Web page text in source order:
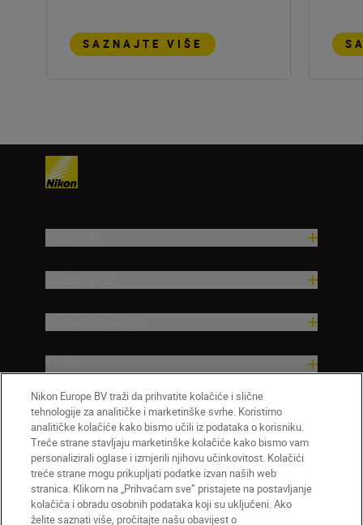
SAZNAJTE VIŠE
Nikon Europe BV traži da prihvatite kolačiće i slične
tehnologije za analitičke i marketinške svrhe. Koristimo
analitičke kolačiće kako bismo učili iz podataka o korisniku.
Treće strane stavljaju marketinške kolačiće kako bismo vam
personalizirali oglase i izmjerili njihovu učinkovitost. Kolačići
treće strane mogu prikupljati podatke izvan naših web
stranica. Klikom na „Prihvaćam sve” pristajete na postavljanje
kolačića i obradu osobnih podataka koji su uključeni. Ako
želite saznati više, pročitajte našu obavijest o